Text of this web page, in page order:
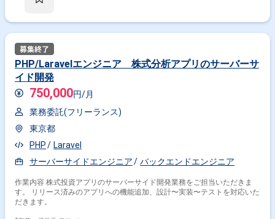
PHP/Laravelエンジニア 株式分析アプリのサーバーサ
イド開発
750,000円/月
業務委託(フリーランス)
東京都
PHP
Laravel
サーバーサイドエンジニア
バックエンドエンジニア
作業内容 株式投資アプリのサーバーサイド開発業務をご担当いただきま
す。 リリース済みのアプリへの機能追加、設計〜実装〜テストを対応いた
だきます。